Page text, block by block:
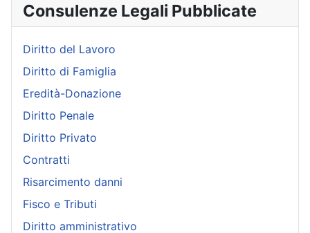
Consulenze Legali Pubblicate
Diritto del Lavoro
Diritto di Famiglia
Eredità-Donazione
Diritto Penale
Diritto Privato
Contratti
Risarcimento danni
Fisco e Tributi
Diritto amministrativo